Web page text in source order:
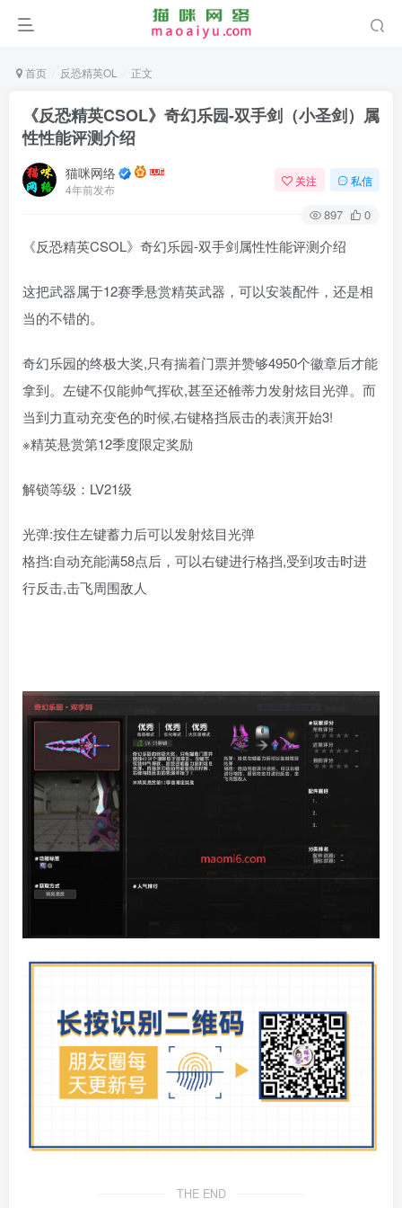
首页 反恐精英OL 正文
《反恐精英CSOL》奇幻乐园-双手剑（小圣剑）属
性性能评测介绍
猫咪网络
4年前发布
关注 私信
897 0
《反恐精英CSOL》奇幻乐园-双手剑属性性能评测介绍
这把武器属于12赛季悬赏精英武器，可以安装配件，还是相
当的不错的。
奇幻乐园的终极大奖,只有揣着门票并赞够4950个徽章后才能
拿到。左键不仅能帅气挥砍,甚至还雒蒂力发射炫目光弹。而
当到力直动充变色的时候,右键格挡辰击的表演开始3!
※精英悬赏第12季度限定奖励
解锁等级：LV21级
光弹:按住左键蓄力后可以发射炫目光弹
格挡:自动充能满58点后，可以右键进行格挡,受到攻击时进
行反击,击飞周围敌人
THE END